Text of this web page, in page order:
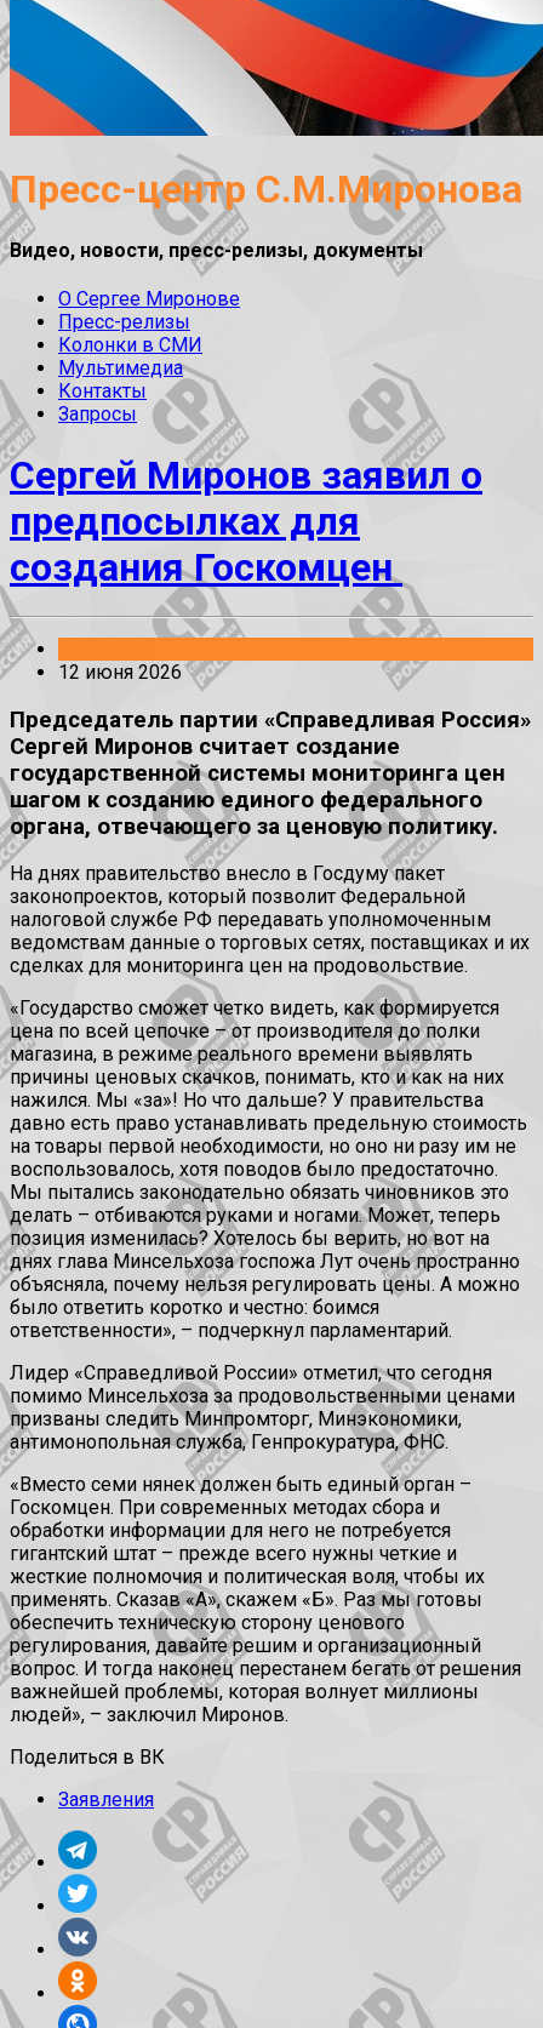
Пресс-центр С.М.Миронова
Видео, новости, пресс-релизы, документы
О Сергее Миронове
Пресс-релизы
Колонки в СМИ
Мультимедиа
Контакты
Запросы
Сергей Миронов заявил о
предпосылках для
создания Госкомцен
12 июня 2026
Председатель партии «Справедливая Россия»
Сергей Миронов считает создание
государственной системы мониторинга цен
шагом к созданию единого федерального
органа, отвечающего за ценовую политику.
На днях правительство внесло в Госдуму пакет
законопроектов, который позволит Федеральной
налоговой службе РФ передавать уполномоченным
ведомствам данные о торговых сетях, поставщиках и их
сделках для мониторинга цен на продовольствие.
«Государство сможет четко видеть, как формируется
цена по всей цепочке – от производителя до полки
магазина, в режиме реального времени выявлять
причины ценовых скачков, понимать, кто и как на них
нажился. Мы «за»! Но что дальше? У правительства
давно есть право устанавливать предельную стоимость
на товары первой необходимости, но оно ни разу им не
воспользовалось, хотя поводов было предостаточно.
Мы пытались законодательно обязать чиновников это
делать – отбиваются руками и ногами. Может, теперь
позиция изменилась? Хотелось бы верить, но вот на
днях глава Минсельхоза госпожа Лут очень пространно
объясняла, почему нельзя регулировать цены. А можно
было ответить коротко и честно: боимся
ответственности», – подчеркнул парламентарий.
Лидер «Справедливой России» отметил, что сегодня
помимо Минсельхоза за продовольственными ценами
призваны следить Минпромторг, Минэкономики,
антимонопольная служба, Генпрокуратура, ФНС.
«Вместо семи нянек должен быть единый орган –
Госкомцен. При современных методах сбора и
обработки информации для него не потребуется
гигантский штат – прежде всего нужны четкие и
жесткие полномочия и политическая воля, чтобы их
применять. Сказав «А», скажем «Б». Раз мы готовы
обеспечить техническую сторону ценового
регулирования, давайте решим и организационный
вопрос. И тогда наконец перестанем бегать от решения
важнейшей проблемы, которая волнует миллионы
людей», – заключил Миронов.
Поделиться в ВК
Заявления